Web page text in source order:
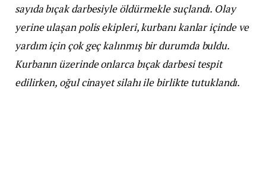
sayıda bıçak darbesiyle öldürmekle suçlandı. Olay
yerine ulaşan polis ekipleri, kurbanı kanlar içinde ve
yardım için çok geç kalınmış bir durumda buldu.
Kurbanın üzerinde onlarca bıçak darbesi tespit
edilirken, oğul cinayet silahı ile birlikte tutuklandı.